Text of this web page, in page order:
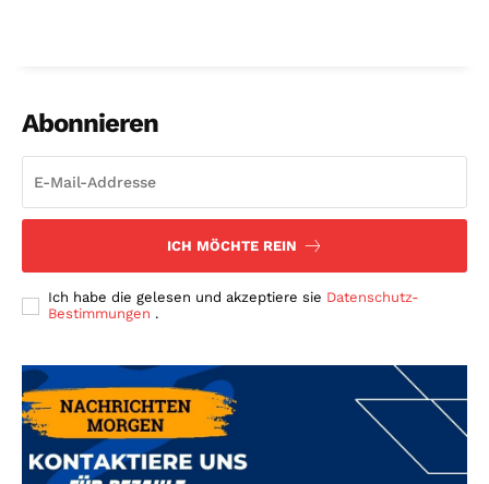
Abonnieren
ICH MÖCHTE REIN
Ich habe die gelesen und akzeptiere sie Datenschutz-
Bestimmungen .